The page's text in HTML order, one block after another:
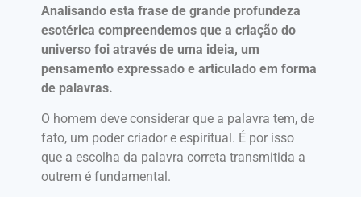
Analisando esta frase de grande profundeza
esotérica compreendemos que a criação do
universo foi através de uma ideia, um
pensamento expressado e articulado em forma
de palavras.
O homem deve considerar que a palavra tem, de
fato, um poder criador e espiritual. É por isso
que a escolha da palavra correta transmitida a
outrem é fundamental.